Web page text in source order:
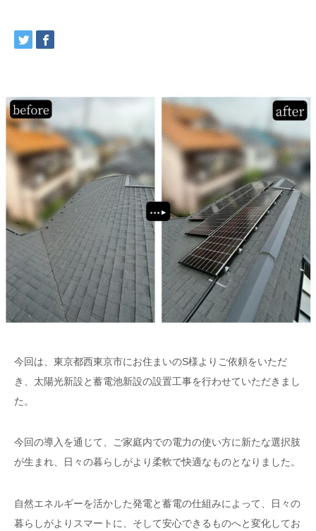
今回は、東京都西東京市にお住まいのS様よりご依頼をいただ
き、太陽光新設と蓄電池新設の設置工事を行わせていただきまし
た。
今回の導入を通じて、ご家庭内での電力の使い方に新たな選択肢
が生まれ、日々の暮らしがより柔軟で快適なものとなりました。
自然エネルギーを活かした発電と蓄電の仕組みによって、日々の
暮らしがよりスマートに、そして安心できるものへと変化してお